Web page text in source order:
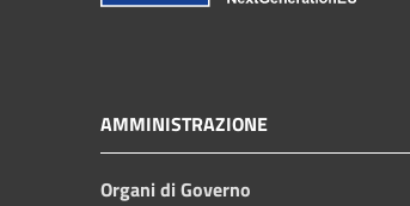
AMMINISTRAZIONE
Organi di Governo